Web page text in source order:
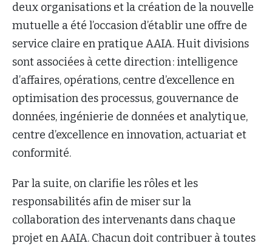
deux organisations et la création de la nouvelle
mutuelle a été l’occasion d’établir une offre de
service claire en pratique AAIA. Huit divisions
sont associées à cette direction : intelligence
d’affaires, opérations, centre d’excellence en
optimisation des processus, gouvernance de
données, ingénierie de données et analytique,
centre d’excellence en innovation, actuariat et
conformité.
Par la suite, on clarifie les rôles et les
responsabilités afin de miser sur la
collaboration des intervenants dans chaque
projet en AAIA. Chacun doit contribuer à toutes